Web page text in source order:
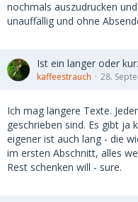
nochmals auszudrucken
unauffällig und ohne
Ist ein langer oder
kaffeestrauch 28.
Ich mag längere Texte.
geschrieben sind. Es gibt ja
eigener ist auch lang - die
im ersten Abschnitt, alles
Rest schenken will - sure.